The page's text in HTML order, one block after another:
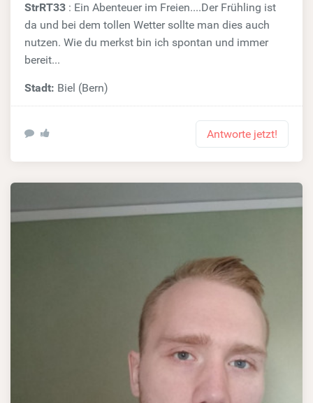
StrRT33 : Ein Abenteuer im Freien....Der Frühling ist
da und bei dem tollen Wetter sollte man dies auch
nutzen. Wie du merkst bin ich spontan und immer
bereit...
Stadt: Biel (Bern)
Antworte jetzt!